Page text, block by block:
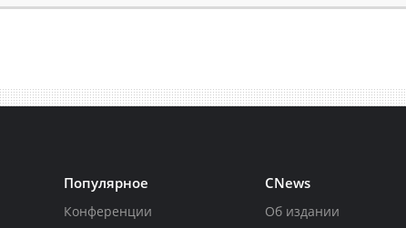
Популярное
Конференции
CNews
Об издании